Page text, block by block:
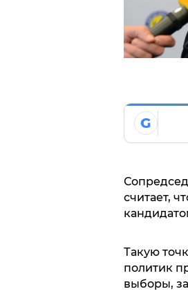
G
считает,
Такую
политик
выборы,